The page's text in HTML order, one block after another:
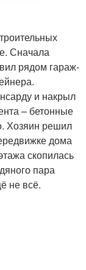
Сначала
рядом гараж-
и накрыл
– бетонные
Хозяин решил
дома
скопилась
пара
не всё.